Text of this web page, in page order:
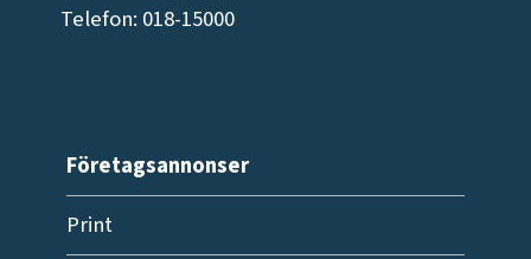
Telefon: 018-15000
Företagsannonser
Print